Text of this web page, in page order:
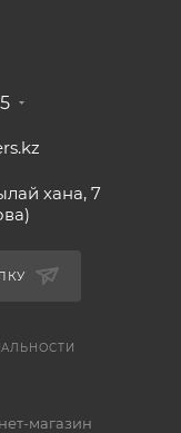
хана, 7
магазин